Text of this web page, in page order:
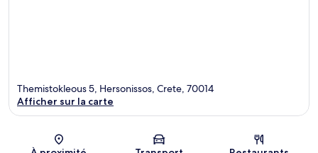
Carte
Themistokleous 5, Hersonissos, Crete, 70014
Afficher sur la carte